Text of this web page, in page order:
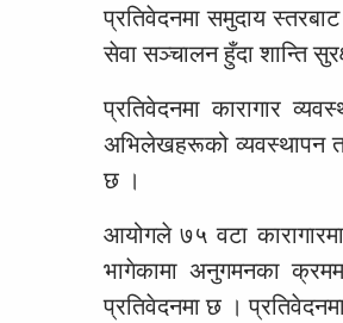
प्रतिवेदनमा समुदाय
सेवा सञ्चालन हुँदा शान्ति
प्रतिवेदनमा कारागार
अभिलेखहरूको व्यवस्थापन
छ ।
आयोगले ७५ वटा
भागेकामा अनुगमनका
प्रतिवेदनमा छ ।